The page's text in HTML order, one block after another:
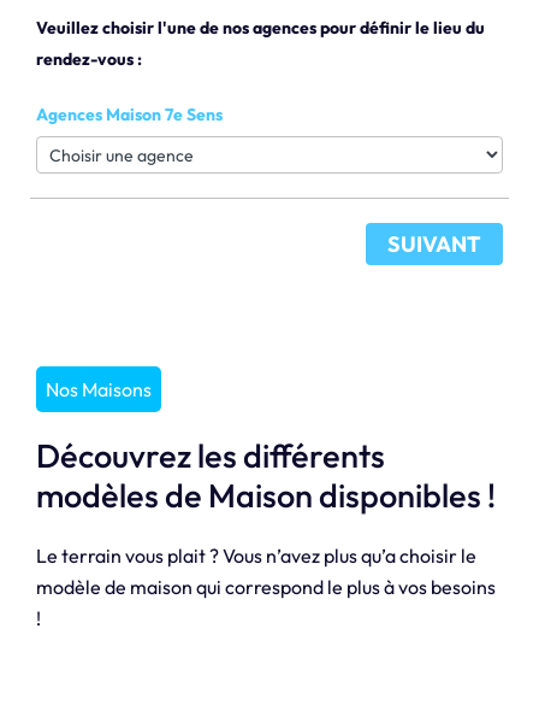
Veuillez choisir l'une de nos agences pour définir le lieu du
rendez-vous :
Agences Maison 7e Sens
SUIVANT
Nos Maisons
Découvrez les différents
modèles de Maison disponibles !
Le terrain vous plait ? Vous n’avez plus qu’a choisir le
modèle de maison qui correspond le plus à vos besoins
!